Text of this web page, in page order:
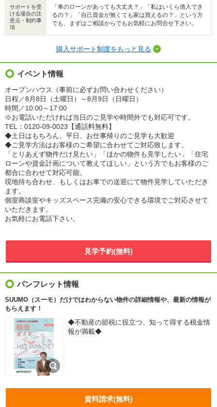
サポートを受
ける場合の注
意点・制約事
項
「車のローンがあっても大丈夫？」「私はいくら借入でき
るの？」「自己資金が無くても家は買えるの？」という方
でも、まずはご相談からでもお気軽にお問合せ下さい。
購入サポート制度をもっと見る
イベント情報
オープンハウス（事前に必ずお問い合わせください）
日程／8月8日（土曜日）～8月9日（日曜日）
時間／10:00～17:00
※お電話いただければ当日のご見学や時間外でも対応可です。
TEL：0120‐09‐0023【通話料無料】
◆土日はもちろん、平日、お仕事帰りのご見学も大歓迎
◆ご見学方法はお客様のご希望に合わせてご対応致します。
「とりあえず物件だけ見たい」「ほかの物件も見学したい」「住宅
ローンや資金計画について教えてほしい」という方でもお客様のご
都合に合わせて対応可能。
現地待ち合わせ、もしくはお車での送迎にて物件見学していただき
ます。
個室商談室やキッズスペース完備の安心できる環境でご対応させて
いただきます。
お気軽にお電話下さい。
見学予約(無料)
パンフレット情報
SUUMO（スーモ）だけではわからない物件の詳細情報や、最新の情報が
もらえます！
◆不動産の節税に役立つ、知って得する税金情
報が満載◆
資料請求(無料)